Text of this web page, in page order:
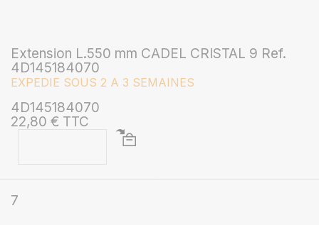
Extension L.550 mm CADEL CRISTAL 9 Ref.
4D145184070
EXPEDIE SOUS 2 A 3 SEMAINES
4D145184070
22,80 € TTC
7